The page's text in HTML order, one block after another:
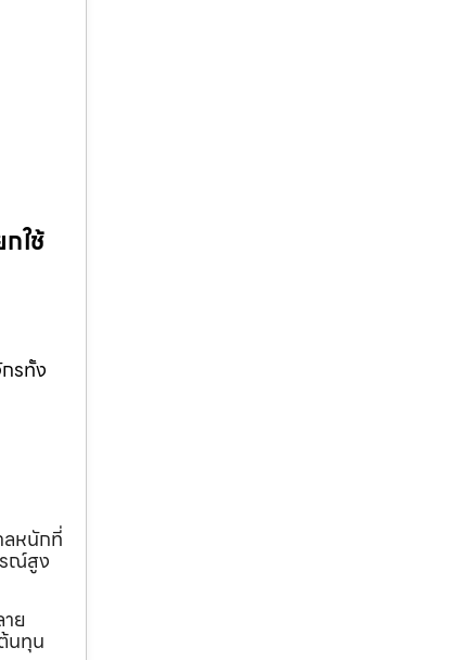
ใช้
รทั้ง
ลหนักที่
ณ์สูง
ย
นทุน